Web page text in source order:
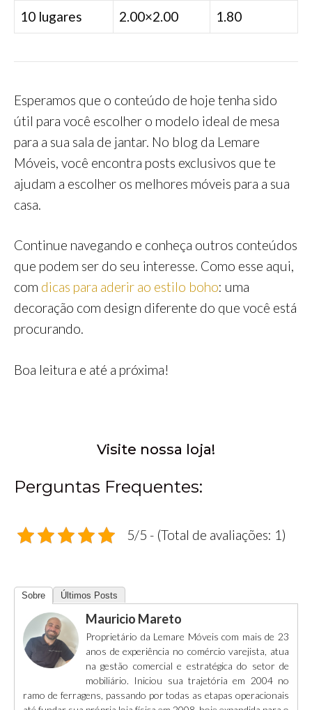
10 lugares 2.00×2.00 1.80
Esperamos que o conteúdo de hoje tenha sido
útil para você escolher o modelo ideal de mesa
para a sua sala de jantar. No blog da Lemare
Móveis, você encontra posts exclusivos que te
ajudam a escolher os melhores móveis para a sua
casa.
Continue navegando e conheça outros conteúdos
que podem ser do seu interesse. Como esse aqui,
com dicas para aderir ao estilo boho: uma
decoração com design diferente do que você está
procurando.
Boa leitura e até a próxima!
Visite nossa loja!
Perguntas Frequentes:
5/5 - (Total de avaliações: 1)
Sobre Últimos Posts
Mauricio Mareto
Proprietário da Lemare Móveis com mais de 23
anos de experiência no comércio varejista, atua
na gestão comercial e estratégica do setor de
mobiliário. Iniciou sua trajetória em 2004 no
ramo de ferragens, passando por todas as etapas operacionais